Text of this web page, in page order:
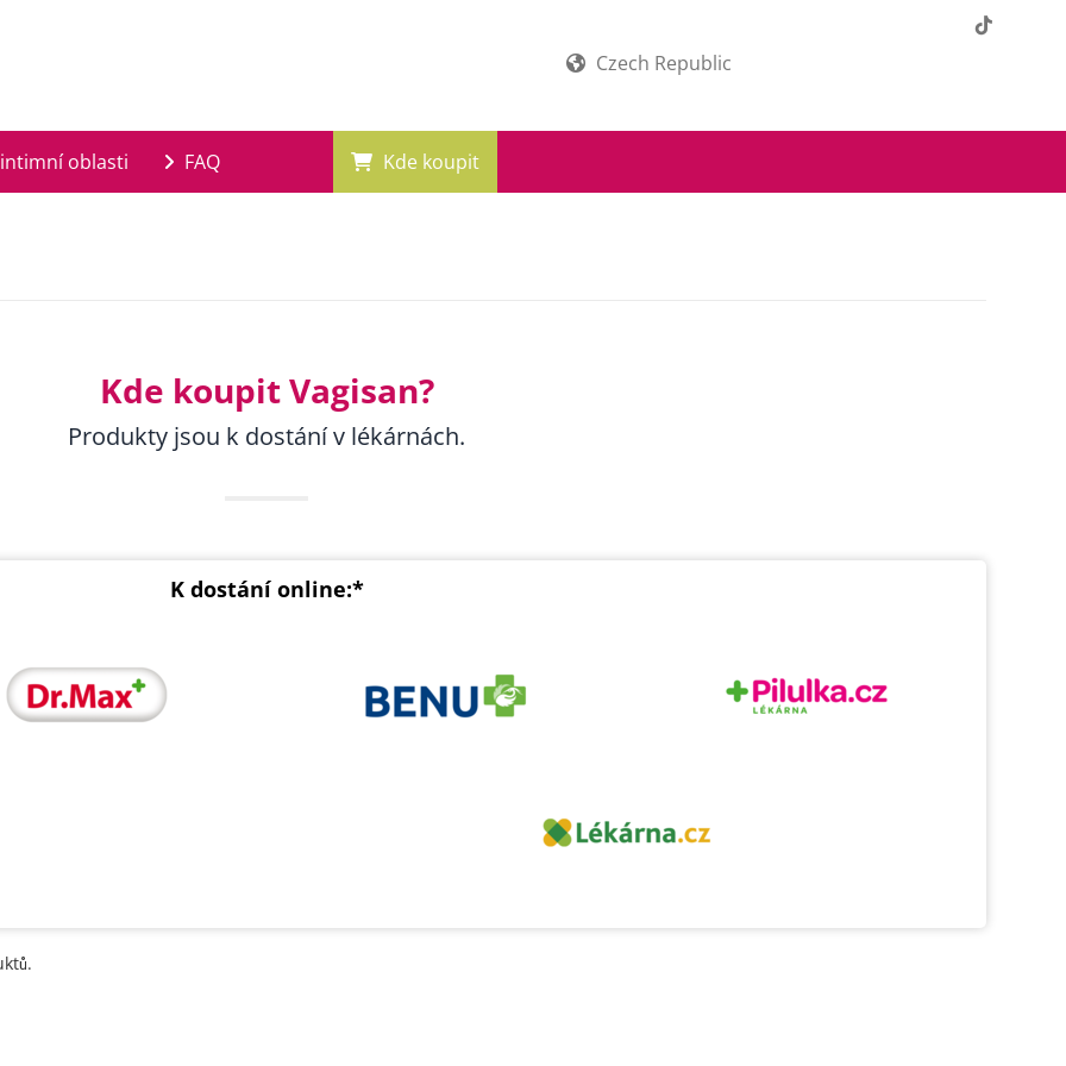
Czech Republic
oblasti FAQ Kde koupit
Kde koupit Vagisan?
Produkty jsou k dostání v lékárnách.
K dostání online:*